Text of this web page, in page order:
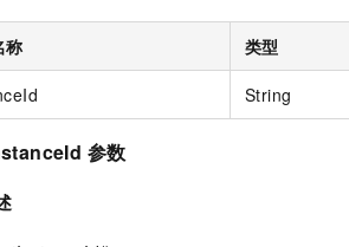
称 类型
String
参数